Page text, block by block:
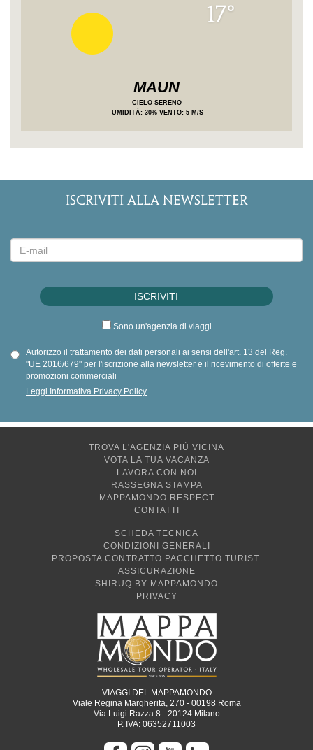
17°
MAUN
CIELO SERENO
UMIDITÀ: 30% VENTO: 5 M/S
ISCRIVITI ALLA NEWSLETTER
Sono un'agenzia di viaggi
Autorizzo il trattamento dei dati personali ai sensi dell'art. 13 del Reg.
"UE 2016/679" per l'iscrizione alla newsletter e il ricevimento di offerte e
promozioni commerciali
Leggi Informativa Privacy Policy
TROVA L'AGENZIA PIÙ VICINA
VOTA LA TUA VACANZA
LAVORA CON NOI
RASSEGNA STAMPA
MAPPAMONDO RESPECT
CONTATTI
SCHEDA TECNICA
CONDIZIONI GENERALI
PROPOSTA CONTRATTO PACCHETTO TURIST.
ASSICURAZIONE
SHIRUQ BY MAPPAMONDO
PRIVACY
VIAGGI DEL MAPPAMONDO
Viale Regina Margherita, 270 - 00198 Roma
Via Luigi Razza 8 - 20124 Milano
P. IVA: 06352711003